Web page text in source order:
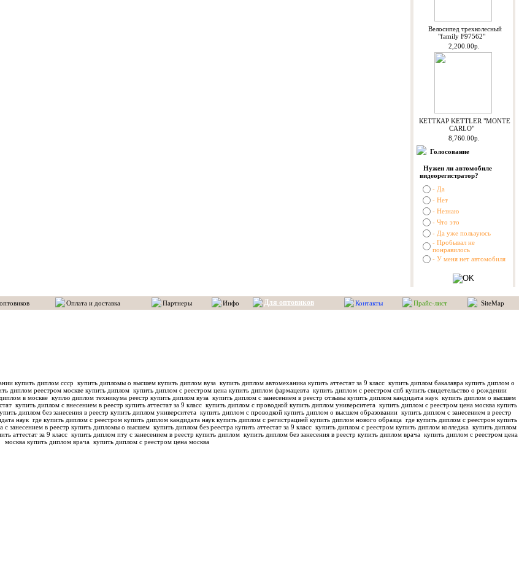
Велосипед трехколесный
"family F97562"
2,200.00р.
КЕТТКАР KETTLER "MONTE
CARLO"
8,760.00р.
Голосование
Нужен ли автомобиле
видеорегистратор?
- Да
- Нет
- Незнаю
- Что это
- Да уже пользуюсь
- Пробывал не
понравилось
- У меня нет автомобиля
Оплата и доставка Партнеры Инфо Для оптовиков Контакты Прайс-лист SiteMap
купить диплом ссср купить дипломы о высшем купить диплом вуза купить диплом автомеханика купить аттестат за 9 класс купить диплом бакалавра купить диплом о
диплом реестром москве купить диплом купить диплом с реестром цена купить диплом фармацевта купить диплом с реестром спб купить свидетельство о рождении
в москве куплю диплом техникума реестр купить диплом вуза купить диплом с занесением в реестр отзывы купить диплом кандидата наук купить диплом о высшем
купить диплом с внесением в реестр купить аттестат за 9 класс купить диплом с проводкой купить диплом университета купить диплом с реестром цена москва купить
диплом без занесения в реестр купить диплом университета купить диплом с проводкой купить диплом о высшем образовании купить диплом с занесением в реестр
наук где купить диплом с реестром купить диплом кандидата наук купить диплом с регистрацией купить диплом нового образца где купить диплом с реестром купить
с занесением в реестр купить дипломы о высшем купить диплом без реестра купить аттестат за 9 класс купить диплом с реестром купить диплом колледжа купить диплом
аттестат за 9 класс купить диплом пту с занесением в реестр купить диплом купить диплом без занесения в реестр купить диплом врача купить диплом с реестром цена
москва купить диплом врача купить диплом с реестром цена москва